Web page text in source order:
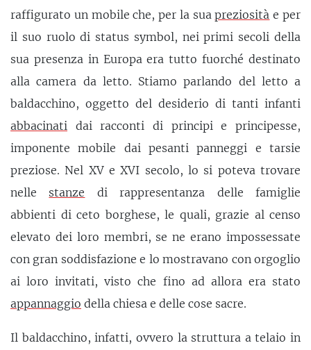
raffigurato un mobile che, per la suapreziosità e per
il suo ruolo di status symbol, nei primi secoli della
sua presenza in Europa era tutto fuorché destinato
alla camera da letto. Stiamo parlando del letto a
baldacchino, oggetto del desiderio di tanti infanti
abbacinati dai racconti di principi e principesse,
imponente mobile dai pesanti panneggi e tarsie
preziose. Nel XV e XVI secolo, lo si poteva trovare
nelle stanze di rappresentanza delle famiglie
abbienti di ceto borghese, le quali, grazie al censo
elevato dei loro membri, se ne erano impossessate
con gran soddisfazione e lo mostravano con orgoglio
ai loro invitati, visto che fino ad allora era stato
appannaggio della chiesa e delle cose sacre.
Il baldacchino, infatti, ovvero la struttura a telaio in